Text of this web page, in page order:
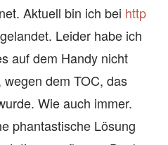
Aktuell bin ich bei http
gelandet. Leider habe ich
auf dem Handy nicht
dem TOC, das
Wie auch immer.
phantastische Lösung